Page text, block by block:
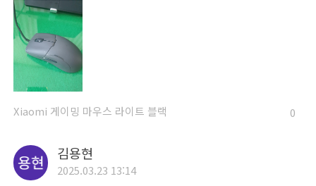
Xiaomi 게이밍 마우스 라이트 블랙 0
김용현
2025.03.23 13:14